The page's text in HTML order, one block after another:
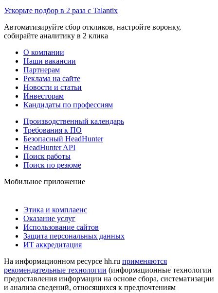
Ускорьте подбор в 2 раза с Talantix
Автоматизируйте сбор откликов, настройте воронку,
собирайте аналитику в 2 клика
О компании
Наши вакансии
Партнерам
Реклама на сайте
Новости и статьи
Инвесторам
Кандидаты по профессиям
Производственный календарь
Требования к ПО
Безопасный HeadHunter
HeadHunter API
Поиск работы
Поиск по резюме
Мобильное приложение
Этика и комплаенс
Оказание услуг
Использование сайтов
Защита персональных данных
ИТ аккредитация
На информационном ресурсе hh.ru применяются
рекомендательные технологии (информационные технологии
предоставления информации на основе сбора, систематизации
и анализа сведений, относящихся к предпочтениям